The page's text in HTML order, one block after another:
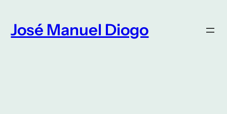
para
José Manuel Diogo